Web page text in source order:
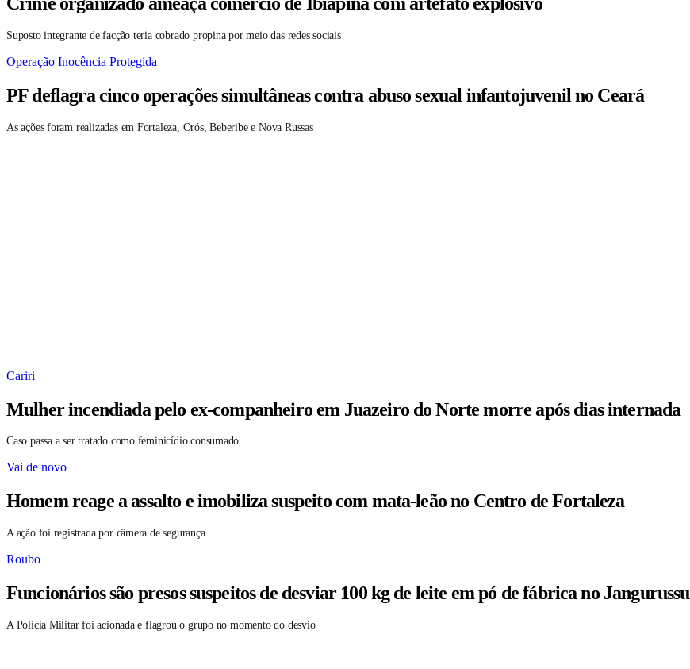
Suposto integrante de facção teria cobrado propina por meio das redes sociais
Operação Inocência Protegida
PF deflagra cinco operações simultâneas contra abuso sexual infantojuvenil no Ceará
As ações foram realizadas em Fortaleza, Orós, Beberibe e Nova Russas
Cariri
Mulher incendiada pelo ex-companheiro em Juazeiro do Norte morre após dias internada
Caso passa a ser tratado como feminicídio consumado
Vai de novo
Homem reage a assalto e imobiliza suspeito com mata-leão no Centro de Fortaleza
A ação foi registrada por câmera de segurança
Roubo
Funcionários são presos suspeitos de desviar 100 kg de leite em pó de fábrica no Jangurussu
A Polícia Militar foi acionada e flagrou o grupo no momento do desvio